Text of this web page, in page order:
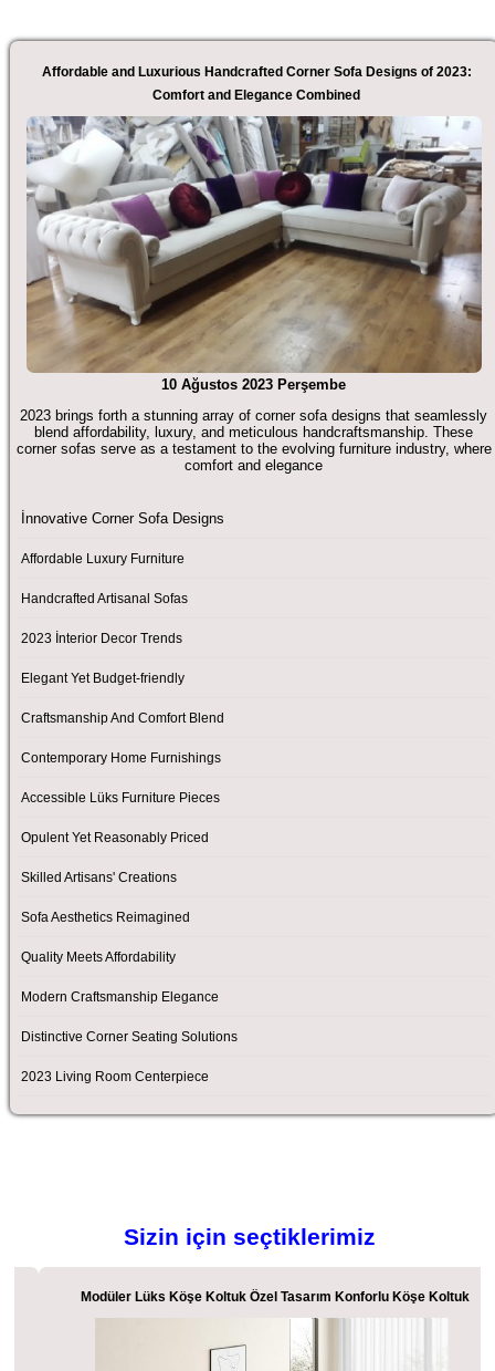
Affordable and Luxurious Handcrafted Corner Sofa Designs of 2023:
Comfort and Elegance Combined
10 Ağustos 2023 Perşembe
2023 brings forth a stunning array of corner sofa designs that seamlessly
blend affordability, luxury, and meticulous handcraftsmanship. These
corner sofas serve as a testament to the evolving furniture industry, where
comfort and elegance
İnnovative Corner Sofa Designs
Affordable Luxury Furniture
Handcrafted Artisanal Sofas
2023 İnterior Decor Trends
Elegant Yet Budget-friendly
Craftsmanship And Comfort Blend
Contemporary Home Furnishings
Accessible Lüks Furniture Pieces
Opulent Yet Reasonably Priced
Skilled Artisans' Creations
Sofa Aesthetics Reimagined
Quality Meets Affordability
Modern Craftsmanship Elegance
Distinctive Corner Seating Solutions
2023 Living Room Centerpiece
Sizin için seçtiklerimiz
Modüler Lüks Köşe Koltuk Özel Tasarım Konforlu Köşe Koltuk